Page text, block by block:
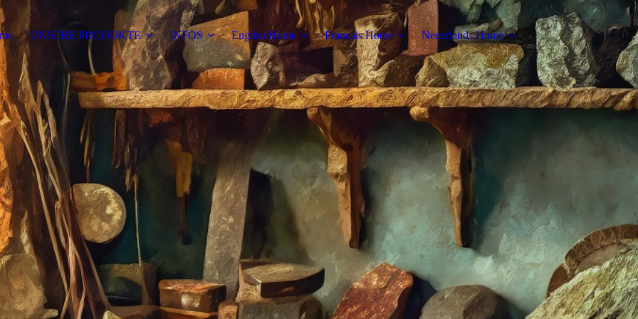
UNSERE PRODUKTE INFOS English Home Francais Home Nederlands Home